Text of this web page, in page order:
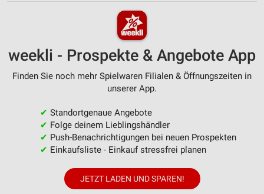
weekli - Prospekte & Angebote App
Finden Sie noch mehr Spielwaren Filialen & Öffnungszeiten in
unserer App.
✔ Standortgenaue Angebote
✔ Folge deinem Lieblingshändler
✔ Push-Benachrichtigungen bei neuen Prospekten
✔ Einkaufsliste - Einkauf stressfrei planen
JETZT LADEN UND SPAREN!